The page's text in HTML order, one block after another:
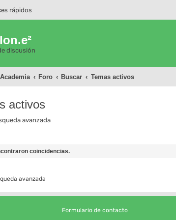
rápidos
discusión
Foro Buscar Temas activos
activos
avanzada
coincidencias.
avanzada
Formulario de contacto